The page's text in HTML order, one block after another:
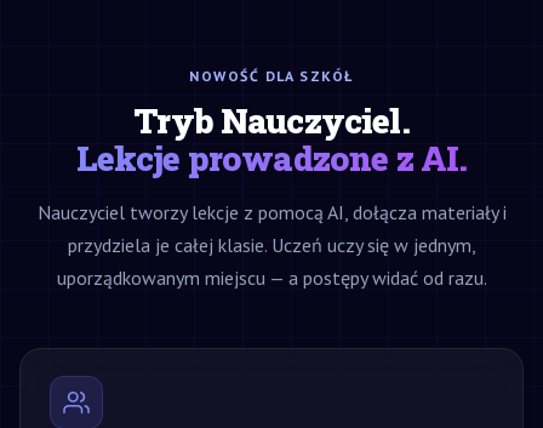
NOWOŚĆ DLA SZKÓŁ
Tryb Nauczyciel.
Lekcje prowadzone z AI.
Nauczyciel tworzy lekcje z pomocą AI, dołącza materiały i
przydziela je całej klasie. Uczeń uczy się w jednym,
uporządkowanym miejscu — a postępy widać od razu.